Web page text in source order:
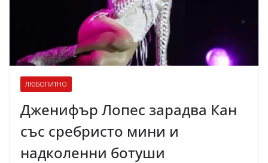
ЛЮБОПИТНО
Дженифър Лопес зарадва Кан
със сребристо мини и
надколенни ботуши